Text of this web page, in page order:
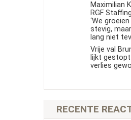
Maximilian
RGF
‘We
stevig,
lang niet
Vrije val
lijkt
verlies
RECENTE